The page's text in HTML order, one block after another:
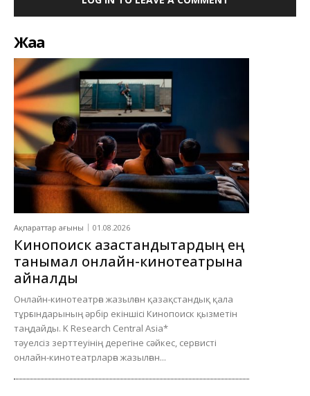
Жаңа
Ақпараттар ағыны 01.08.2026
Кинопоиск қазақстандықтардың ең
танымал онлайн-кинотеатрына
айналды
Онлайн-кинотеатрға жазылған қазақстандық қала
тұрғындарының әрбір екіншісі Кинопоиск қызметін
таңдайды. K Research Central Asia*
тәуелсіз зерттеуінің дерегіне сәйкес, сервисті
онлайн-кинотеатрларға жазылған...